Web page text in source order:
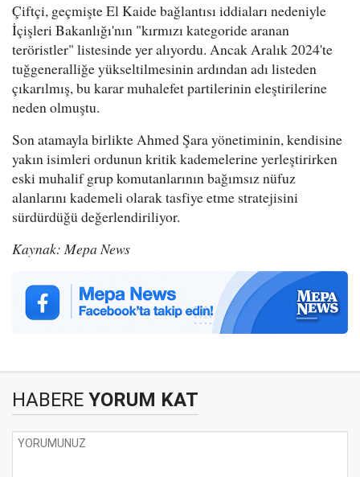
Çiftçi, geçmişte El Kaide bağlantısı iddiaları nedeniyle
İçişleri Bakanlığı'nın "kırmızı kategoride aranan
teröristler" listesinde yer alıyordu. Ancak Aralık 2024'te
tuğgeneralliğe yükseltilmesinin ardından adı listeden
çıkarılmış, bu karar muhalefet partilerinin eleştirilerine
neden olmuştu.
Son atamayla birlikte Ahmed Şara yönetiminin, kendisine
yakın isimleri ordunun kritik kademelerine yerleştirirken
eski muhalif grup komutanlarının bağımsız nüfuz
alanlarını kademeli olarak tasfiye etme stratejisini
sürdürdüğü değerlendiriliyor.
Kaynak: Mepa News
HABERE YORUM KAT